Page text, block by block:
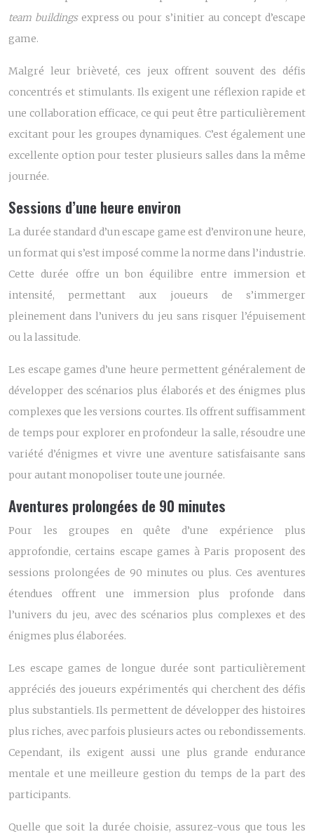
team buildings express ou pour s’initier au concept d’escape
game.
Malgré leur brièveté, ces jeux offrent souvent des défis
concentrés et stimulants. Ils exigent une réflexion rapide et
une collaboration efficace, ce qui peut être particulièrement
excitant pour les groupes dynamiques. C’est également une
excellente option pour tester plusieurs salles dans la même
journée.
Sessions d’une heure environ
La durée standard d’un escape game est d’environ une heure,
un format qui s’est imposé comme la norme dans l’industrie.
Cette durée offre un bon équilibre entre immersion et
intensité, permettant aux joueurs de s’immerger
pleinement dans l’univers du jeu sans risquer l’épuisement
ou la lassitude.
Les escape games d’une heure permettent généralement de
développer des scénarios plus élaborés et des énigmes plus
complexes que les versions courtes. Ils offrent suffisamment
de temps pour explorer en profondeur la salle, résoudre une
variété d’énigmes et vivre une aventure satisfaisante sans
pour autant monopoliser toute une journée.
Aventures prolongées de 90 minutes
Pour les groupes en quête d’une expérience plus
approfondie, certains escape games à Paris proposent des
sessions prolongées de 90 minutes ou plus. Ces aventures
étendues offrent une immersion plus profonde dans
l’univers du jeu, avec des scénarios plus complexes et des
énigmes plus élaborées.
Les escape games de longue durée sont particulièrement
appréciés des joueurs expérimentés qui cherchent des défis
plus substantiels. Ils permettent de développer des histoires
plus riches, avec parfois plusieurs actes ou rebondissements.
Cependant, ils exigent aussi une plus grande endurance
mentale et une meilleure gestion du temps de la part des
participants.
Quelle que soit la durée choisie, assurez-vous que tous les